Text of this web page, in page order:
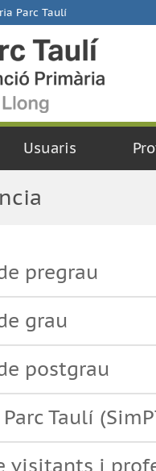
Parc Taulí
Usuaris
pregrau
grau
postgrau
Taulí
visitants i